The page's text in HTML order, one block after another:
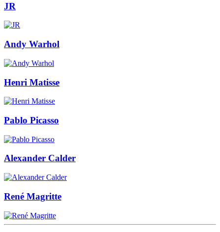
JR
Andy Warhol
Henri Matisse
Pablo Picasso
Alexander Calder
René Magritte